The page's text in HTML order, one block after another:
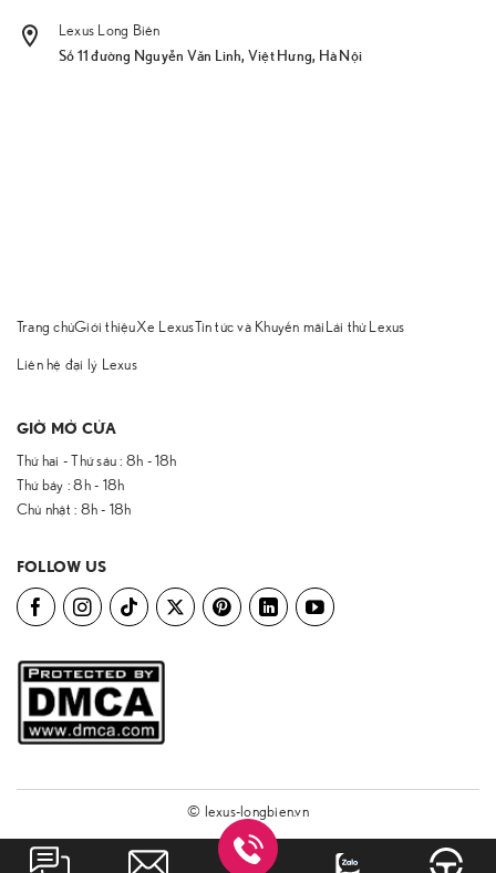
Lexus Long Biên
Số 11 đường Nguyễn Văn Linh, Việt Hưng, Hà Nội
Trang chủGiới thiệuXe Lexus Tin tức và Khuyến mãi Lái thử Lexus
Liên hệ đại lý Lexus
GIỜ MỞ CỬA
Thứ hai - Thứ sáu : 8h - 18h
Thứ bảy : 8h - 18h
Chủ nhật : 8h - 18h
FOLLOW US
© lexus-longbien.vn